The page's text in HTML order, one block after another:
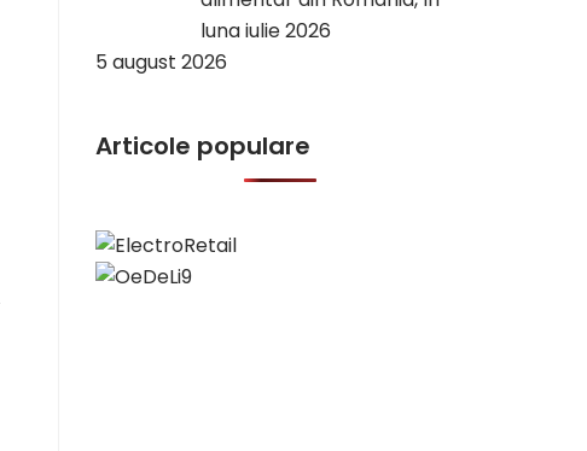
luna iulie 2026
5 august 2026
Articole populare